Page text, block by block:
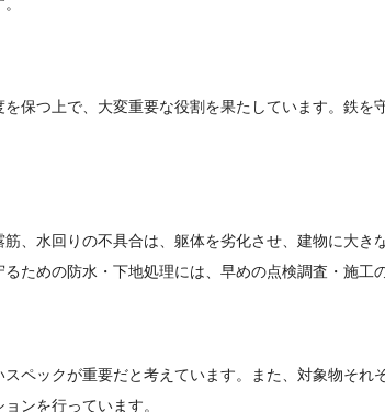
保つ上で、大変重要な役割を果たしています。鉄を
、水回りの不具合は、躯体を劣化させ、建物に大き
ための防水・下地処理には、早めの点検調査・施工
ペックが重要だと考えています。また、対象物それ
ンを行っています。